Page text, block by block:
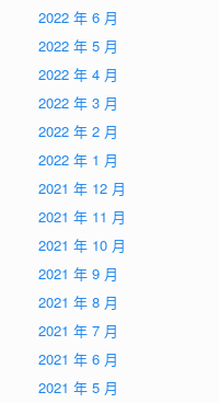
2022 年 6 月
2022 年 5 月
2022 年 4 月
2022 年 3 月
2022 年 2 月
2022 年 1 月
2021 年 12 月
2021 年 11 月
2021 年 10 月
2021 年 9 月
2021 年 8 月
2021 年 7 月
2021 年 6 月
2021 年 5 月